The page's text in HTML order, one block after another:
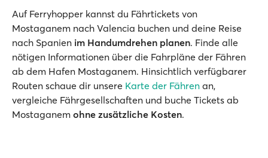
Auf Ferryhopper kannst du Fährtickets von
Mostaganem nach Valencia buchen und deine Reise
nach Spanien im Handumdrehen planen. Finde alle
nötigen Informationen über die Fahrpläne der Fähren
ab dem Hafen Mostaganem. Hinsichtlich verfügbarer
Routen schaue dir unsere Karte der Fähren an,
vergleiche Fährgesellschaften und buche Tickets ab
Mostaganem ohne zusätzliche Kosten.